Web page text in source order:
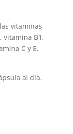
vitaminas
vitamina B1,
C y E.
al día.